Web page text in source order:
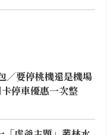
／要停桃機還是機場
停車優惠一次整